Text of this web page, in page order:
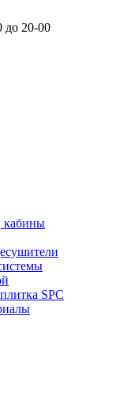
до 20-00
кабины
SPC